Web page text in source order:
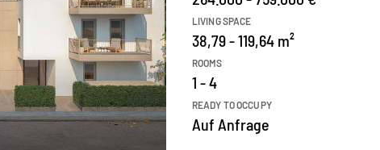
LIVING SPACE
38,79 - 119,64 m²
ROOMS
1 - 4
READY TO OCCUPY
Auf Anfrage